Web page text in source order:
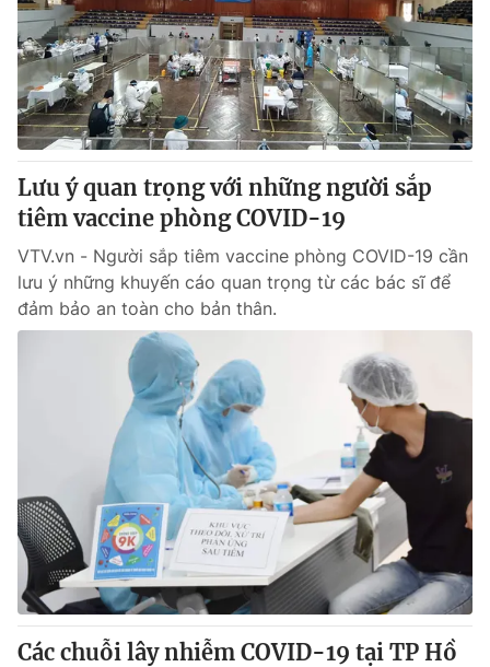
Thế giới đó đây
Câu chuyện quốc tế
Tài chính
Thị trường
Góc doanh nghiệp
Dữ liệu và đời sống
Truyền hình
Phim VTV
Hậu trường
Nhân vật
Khán giả
Giải sao mai
Giải trí
Điện ảnh
Âm nhạc
Sao
Đời sống
Du lịch
Làm đẹp
Chất lượng cuộc sống
Giáo dục
Học trực tuyến
Hitech Công nghệ tương lai
Thị trường
Tư vấn
Giao lưu trực tuyến
Lịch phát sóng
Chuyên mục khác
Emagazine Podcast
Lưu ý quan trọng với những người sắp
tiêm vaccine phòng COVID-19
VTV.vn - Người sắp tiêm vaccine phòng COVID-19 cần
lưu ý những khuyến cáo quan trọng từ các bác sĩ để
đảm bảo an toàn cho bản thân.
Các chuỗi lây nhiễm COVID-19 tại TP Hồ